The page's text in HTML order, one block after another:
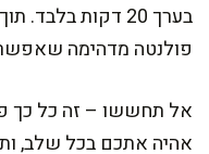
בערך 20 דקות
פולנטה מדהימה
אל תחששו – זה כל כך
אהיה אתכם בכל שלב,